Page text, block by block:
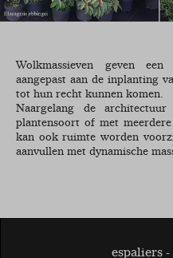
Wolkmassieven geven
aangepast aan de inplanting
tot hun recht kunnen komen.
Naargelang de
plantensoort of met
kan ook ruimte worden
aanvullen met dynamische
espaliers